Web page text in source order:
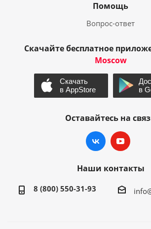
Помощь
Вопрос-ответ
Скачайте бесплатное
Moscow
Оставайтесь на
Наши контакты
8 (800) 550-31-93